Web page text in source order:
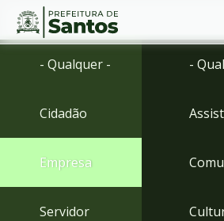
Ir
Ir
menu
Conteúdo
- Qualquer -
Cidadão
Empresa
Servidor
-